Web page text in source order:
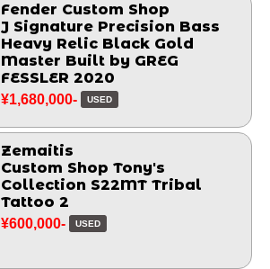
Fender Custom Shop
J Signature Precision Bass
Heavy Relic Black Gold
Master Built by GREG
FESSLER 2020
¥1,680,000- USED
Zemaitis
Custom Shop Tony's
Collection S22MT Tribal
Tattoo 2
¥600,000- USED